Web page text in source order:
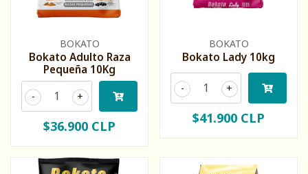
BOKATO
Bokato Adulto Raza
Pequeña 10Kg
+
-
$36.900 CLP
BOKATO
Bokato Lady 10kg
+
-
$41.900 CLP